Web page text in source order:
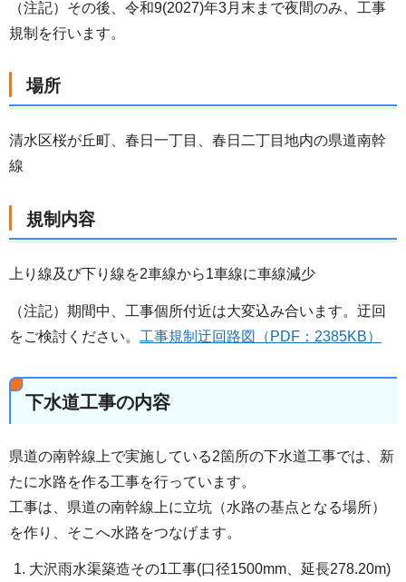
（注記）その後、令和9(2027)年3月末まで夜間のみ、工事
規制を行います。
場所
清水区桜が丘町、春日一丁目、春日二丁目地内の県道南幹
線
規制内容
上り線及び下り線を2車線から1車線に車線減少
（注記）期間中、工事個所付近は大変込み合います。迂回
をご検討ください。 工事規制迂回路図（PDF：2385KB）
下水道工事の内容
県道の南幹線上で実施している2箇所の下水道工事では、新
たに水路を作る工事を行っています。
工事は、県道の南幹線上に立坑（水路の基点となる場所）
を作り、そこへ水路をつなげます。
大沢雨水渠築造その1工事(口径1500mm、延長278.20m)